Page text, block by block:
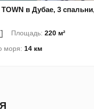
в Дубае, 3
Площадь:220 м²
моря: 14 км